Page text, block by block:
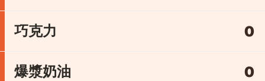
巧克力 0
爆漿奶油 0